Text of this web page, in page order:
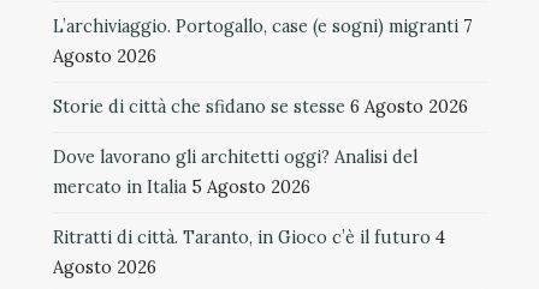
L’archiviaggio. Portogallo, case (e sogni) migranti 7
Agosto 2026
Storie di città che sfidano se stesse 6 Agosto 2026
Dove lavorano gli architetti oggi? Analisi del
mercato in Italia 5 Agosto 2026
Ritratti di città. Taranto, in Gioco c’è il futuro 4
Agosto 2026